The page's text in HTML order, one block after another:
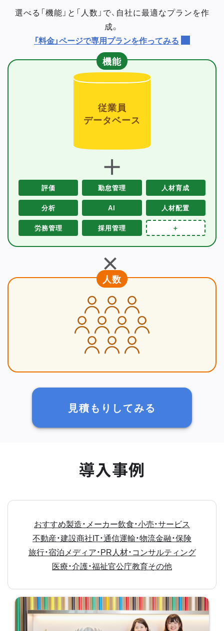
選べる「機能」と「人数」で、自社に最適なプランを作
成。
「料金」ページで専用プランを作ってみる
機能
従業員
データベース
＋
評価 勤怠管理 人材育成
分析 AI 人材配置
労務管理 採用管理 ＋
＋
人数
見積もりしてみる
導入事例
おすすめ製造・メーカー飲食・小売・サービス
不動産・建設商社IT・通信運輸・物流金融・保険
旅行・宿泊 メディア・PR人材・コンサルティング
医療・介護・福祉官公庁教育その他